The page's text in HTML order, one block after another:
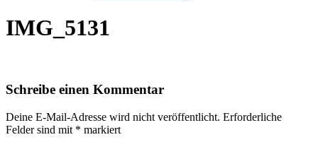
IMG_5131
Schreibe einen Kommentar
Deine E-Mail-Adresse wird nicht veröffentlicht. Erforderliche
Felder sind mit * markiert